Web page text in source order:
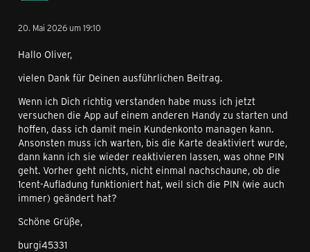
20. Mai 2026 um 19:10
Hallo Oliver,
vielen Dank für Deinen ausführlichen Beitrag.
Wenn ich Dich richtig verstanden habe muss ich jetzt
versuchen die App auf einem anderen Handy zu starten und
hoffen, dass ich damit mein Kundenkonto managen kann.
Ansonsten muss ich warten, bis die Karte deaktiviert wurde,
dann kann ich sie wieder reaktivieren lassen, was ohne PIN
geht. Vorher geht nichts, nicht einmal nachschaune, ob die
1cent-Aufladung funktioniert hat, weil sich die PIN (wie auch
immer) geändert hat?
Schöne Grüße,
burgi45331